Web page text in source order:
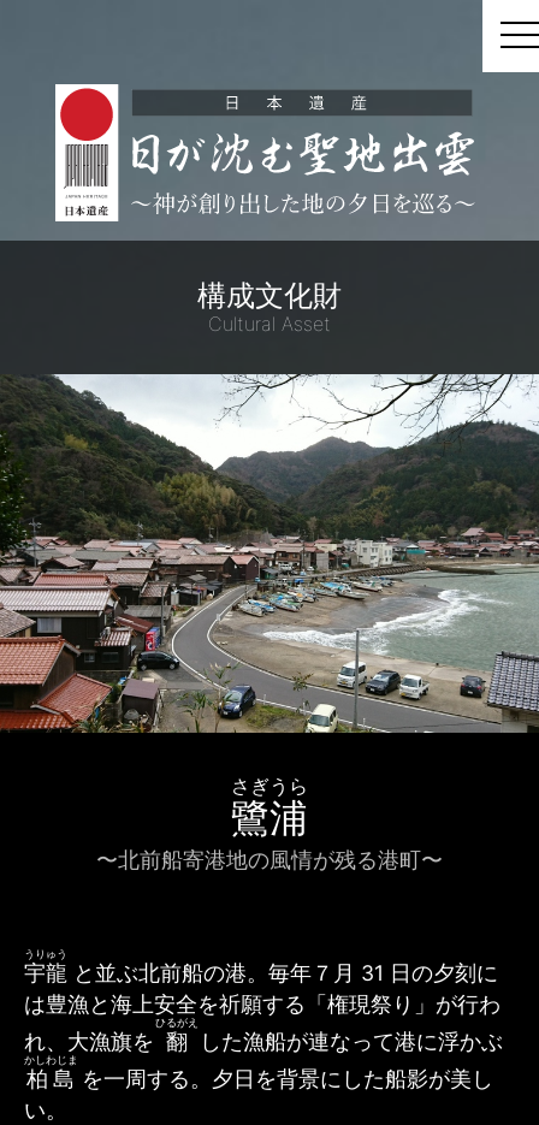
構成文化財
Cultural Asset
鷺浦
さぎうら
〜北前船寄港地の風情が残る港町〜
宇龍
うりゅう
と並ぶ北前船の港。毎年７月 31 日の夕刻に
は豊漁と海上安全を祈願する「権現祭り」が行わ
れ、大漁旗を 翻
ひるがえ
した漁船が連なって港に浮かぶ
柏島
かしわじま
を一周する。夕日を背景にした船影が美し
い。